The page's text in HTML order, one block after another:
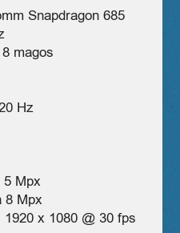
Snapdragon 685
magos
Hz
Mpx
8 Mpx
1920 x 1080 @ 30 fps